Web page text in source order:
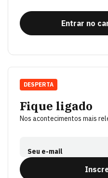
Entrar no
Fique ligado
Nos acontecimentos mais
Seu e-mail
DESPERTA